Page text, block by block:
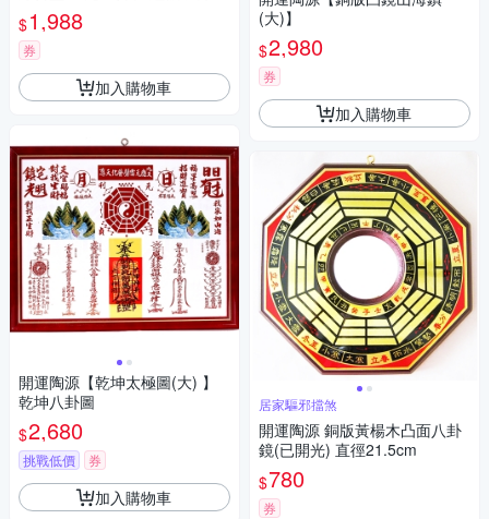
堪輿測量工具 八卦羅庚盤 初學
者通用
$1,988
券
加入購物車
開運陶源【乾坤太極圖(大) 】
乾坤八卦圖
$2,680
挑戰低價 券
加入購物車
(大)】
$2,980
券
加入購物車
居家驅邪擋煞
開運陶源 銅版黃楊木凸面八卦
鏡(已開光) 直徑21.5cm
$780
券